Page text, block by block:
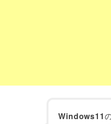
Windows11